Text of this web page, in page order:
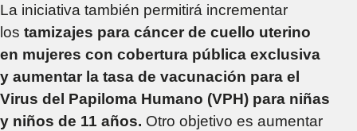
La iniciativa también permitirá incrementar
los tamizajes para cáncer de cuello uterino
en mujeres con cobertura pública exclusiva
y aumentar la tasa de vacunación para el
Virus del Papiloma Humano (VPH) para niñas
y niños de 11 años. Otro objetivo es aumentar